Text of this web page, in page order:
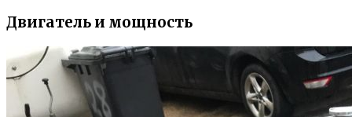
Двигатель и мощность